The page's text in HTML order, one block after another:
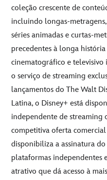
coleção crescente de
incluindo longas-
séries animadas e curtas-
precedentes à longa
cinematográfico e televisivo
o serviço de streaming
lançamentos do The Walt
Latina, o Disney+ está
independente de streaming
competitiva oferta
disponibiliza a assinatura
plataformas independentes
atrativo que dá acesso à